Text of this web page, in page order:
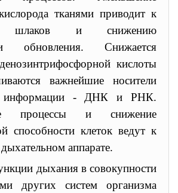
тканями приводит к
шлаков и снижению
обновления. Снижается
кислоты
важнейшие носители
информации - ДНК и РНК.
процессы и снижение
способности клеток ведут к
аппарате.
дыхания в совокупности
других систем организма